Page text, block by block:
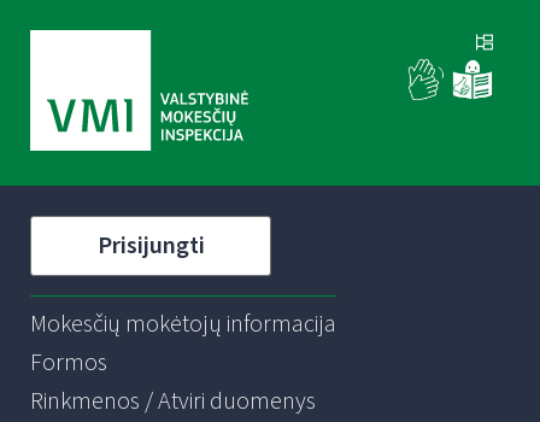
Prisijungti
Mokesčių mokėtojų informacija
Formos
Rinkmenos / Atviri duomenys